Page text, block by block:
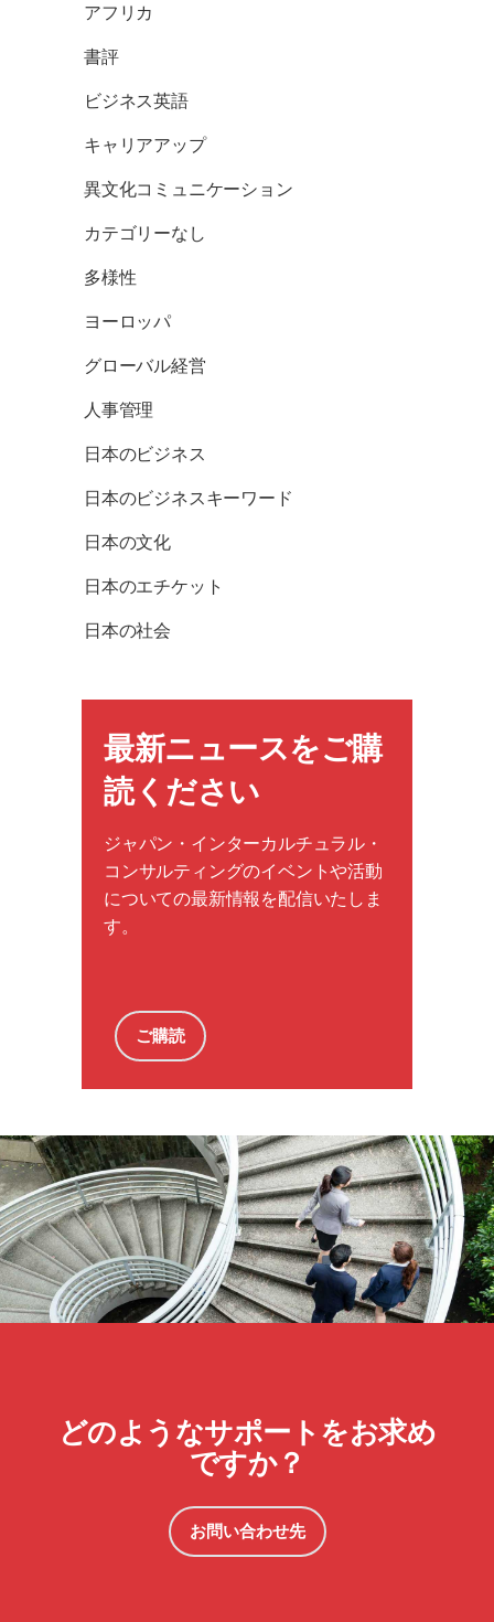
アフリカ
書評
ビジネス英語
キャリアアップ
異文化コミュニケーション
カテゴリーなし
多様性
ヨーロッパ
グローバル経営
人事管理
日本のビジネス
日本のビジネスキーワード
日本の文化
日本のエチケット
日本の社会
最新ニュースをご購
読ください
ジャパン・インターカルチュラル・
コンサルティングのイベントや活動
についての最新情報を配信いたしま
す。
ご購読
どのようなサポートをお求め
ですか？
お問い合わせ先